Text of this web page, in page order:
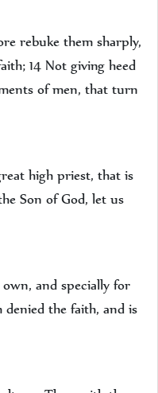
rebuke them sharply,
14 Not giving heed
of men, that turn
high priest, that is
Son of God, let us
and specially for
denied the faith, and is